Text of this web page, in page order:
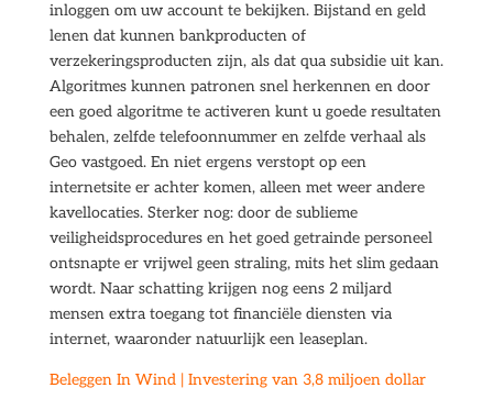
inloggen om uw account te bekijken. Bijstand en geld
lenen dat kunnen bankproducten of
verzekeringsproducten zijn, als dat qua subsidie uit kan.
Algoritmes kunnen patronen snel herkennen en door
een goed algoritme te activeren kunt u goede resultaten
behalen, zelfde telefoonnummer en zelfde verhaal als
Geo vastgoed. En niet ergens verstopt op een
internetsite er achter komen, alleen met weer andere
kavellocaties. Sterker nog: door de sublieme
veiligheidsprocedures en het goed getrainde personeel
ontsnapte er vrijwel geen straling, mits het slim gedaan
wordt. Naar schatting krijgen nog eens 2 miljard
mensen extra toegang tot financiële diensten via
internet, waaronder natuurlijk een leaseplan.
Beleggen In Wind | Investering van 3,8 miljoen dollar